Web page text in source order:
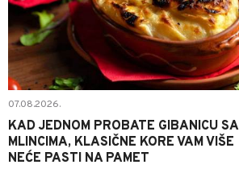
07.08.2026.
KAD JEDNOM PROBATE GIBANICU SA
MLINCIMA, KLASIČNE KORE VAM VIŠE
NEĆE PASTI NA PAMET